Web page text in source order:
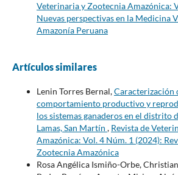
Veterinaria y Zootecnia Amazónica:
Nuevas perspectivas en la Medicina
Amazonía Peruana
Artículos similares
Lenin Torres Bernal,Caracterización
comportamiento productivo y
los sistemas ganaderos en el distrito
Lamas, San Martín , Revista de
Amazónica: Vol. 4 Núm. 1 (2024):
Zootecnia Amazónica
Rosa Angélica Ismiño-Orbe,